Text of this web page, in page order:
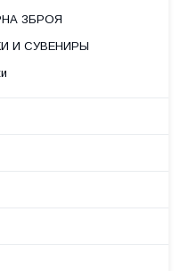
ЗБРОЯ
И СУВЕНИРЫ